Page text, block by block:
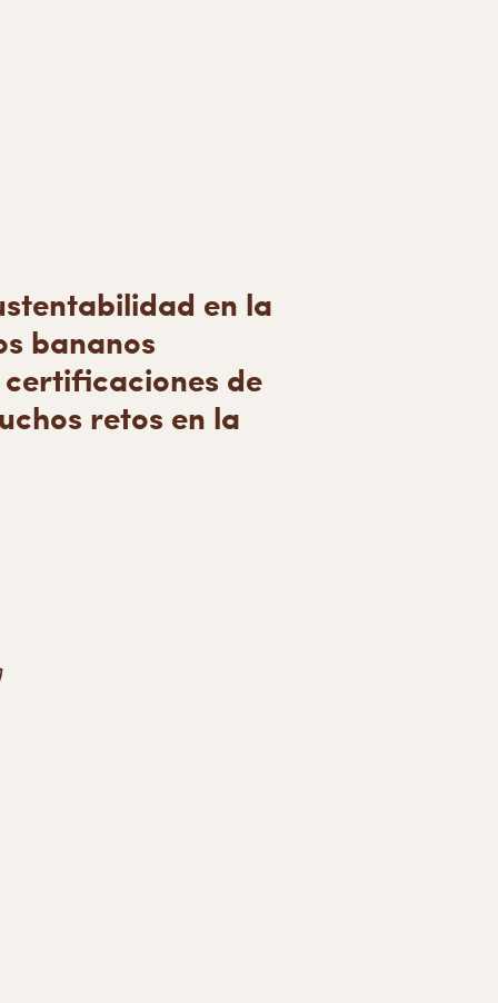
en la
bananos
de
retos en la